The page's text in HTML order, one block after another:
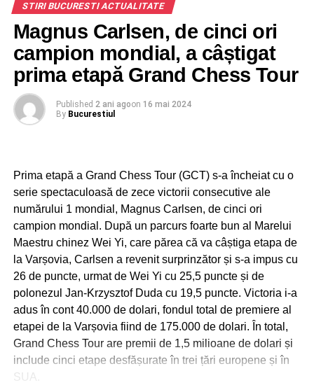
STIRI BUCURESTI ACTUALITATE
Magnus Carlsen, de cinci ori
campion mondial, a câștigat
prima etapă Grand Chess Tour
Published 2 ani agoon 16 mai 2024
By Bucurestiul
Prima etapă a Grand Chess Tour (GCT) s-a încheiat cu o
serie spectaculoasă de zece victorii consecutive ale
numărului 1 mondial, Magnus Carlsen, de cinci ori
campion mondial. După un parcurs foarte bun al Marelui
Maestru chinez Wei Yi, care părea că va câștiga etapa de
la Varșovia, Carlsen a revenit surprinzător și s-a impus cu
26 de puncte, urmat de Wei Yi cu 25,5 puncte și de
polonezul Jan-Krzysztof Duda cu 19,5 puncte. Victoria i-a
adus în cont 40.000 de dolari, fondul total de premiere al
etapei de la Varșovia fiind de 175.000 de dolari. În total,
Grand Chess Tour are premii de 1,5 milioane de dolari și
include cinci etape desfășurate în trei țări europene și în
SUA.